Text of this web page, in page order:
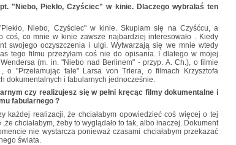
"Niebo, Piekło, Czyściec" w kinie. Dlaczego wybrałaś ten
Niebo, Czyściec" w kinie. Skupiam się na Czyśćcu, a
coś, co mnie w kinie zawsze najbardziej interesowało . Kiedy
swojego oczyszczenia i ulgi. Wytwarzają się we mnie wtedy
tego filmu przeżyłam coś nie do opisania. I dlatego w mojej
(m. in. "Niebo nad Berlinem" - przyp. A. Ch.), o filmie
o "Przełamując fale" Larsa von Triera, o filmach Krzysztofa
dokumentalnych i fabularnych jednocześnie.
czy realizujesz się w pełni kręcąc filmy dokumentalne i
fabularnego ?
każdej realizacji, że chciałabym opowiedzieć coś więcej o tej
chciałabym, żeby to wyglądało to tak, albo inaczej. Dokument
nie wystarcza ponieważ czasami chciałabym przekazać
świata.